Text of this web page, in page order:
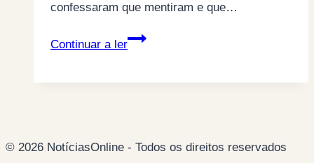
confessaram que mentiram e que…
Continuar a ler
Carlos
© 2026 NotíciasOnline - Todos os direitos reservados